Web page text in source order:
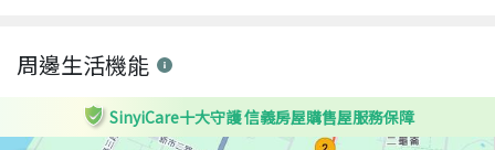
周邊生活機能
SinyiCare十大守護 信義房屋購售屋服務保障